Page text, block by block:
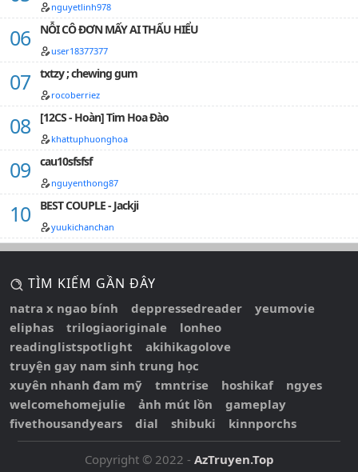
nguyetlinh978
NỖI CÔ ĐƠN MẤY AI THẤU HIỂU
user18377377
txtzy ; chewing gum
rocoberriez
[12CS - Hoàn] Tim Hoa Đào
khattuphuonghoa
cau10sfsfsf
nguyenthong87
BEST COUPLE - Jackji
yuukichanchan
TÌM KIẾM GẦN ĐÂY
natra x ngao bính deppressedreader
yeumovie
eliphas
trilogiaoriginale
lonheo
readinglistspotlight
akihikagolove
truyện gay nam sinh trung học
xuyên nhanh đam mỹ
tmntrise hoshikaf
ngyes
welcomehomejulie
ảnh mút lồn
gameplay
fivethousandyears
dial shibuki kinnporchs
Copyright © 2022 - AzTruyen.Top